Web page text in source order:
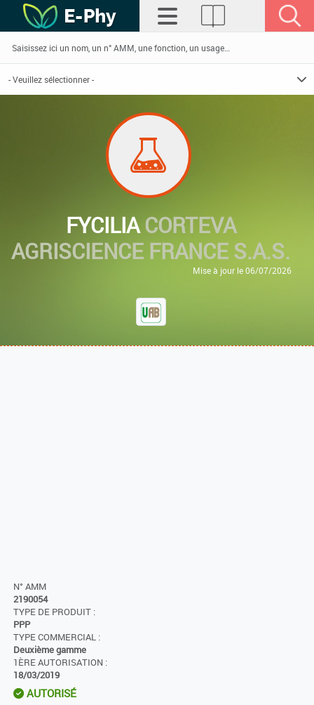
FYCILIACORTEVA
AGRISCIENCE FRANCE S.A.S.
Mise à jour le 06/07/2026
N° AMM
2190054
TYPE DE PRODUIT :
PPP
TYPE COMMERCIAL :
Deuxième gamme
1ÈRE AUTORISATION :
18/03/2019
AUTORISÉ